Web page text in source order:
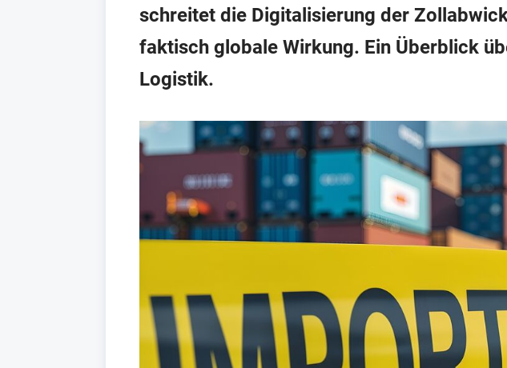
schreitet die Digitalisierung der
faktisch globale Wirkung. Ein Überblick
Logistik.